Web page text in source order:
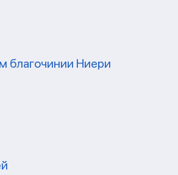
благочинии Ниери